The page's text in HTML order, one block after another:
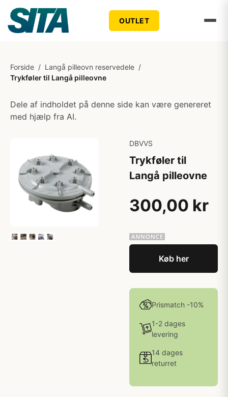
OUTLET
Forside / Langå pilleovn reservedele /
Trykføler til Langå pilleovne
Dele af indholdet på denne side kan være genereret
med hjælp fra AI.
DBVVS
Trykføler til
Langå pilleovne
300,00 kr
Køb her
Prismatch -10%
1-2 dages
levering
14 dages
returret